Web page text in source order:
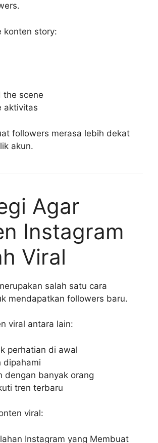
konten story:
the scene
aktivitas
followers merasa lebih dekat
akun.
Agar
Instagram
Viral
salah satu cara
mendapatkan followers baru.
viral antara lain:
perhatian di awal
dipahami
dengan banyak orang
tren terbaru
viral:
Instagram yang Membuat